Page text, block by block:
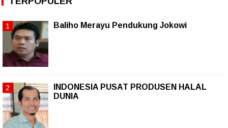
Baliho Merayu Pendukung Jokowi
INDONESIA PUSAT PRODUSEN HALAL
DUNIA